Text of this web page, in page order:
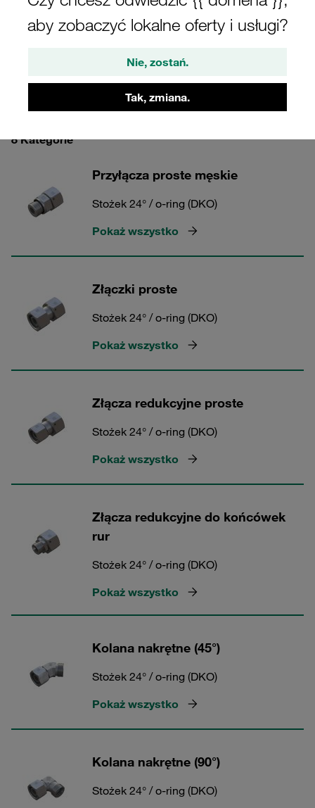
aby zobaczyć lokalne oferty i usługi?
Nie, zostań.
Tak, zmiana.
wewnętrznym 24°. Do hydrauliki.
Przyłącza do rur 24° - Stal
8 Kategorie
Przyłącza proste męskie
Stożek 24° / o-ring (DKO)
Pokaż wszystko
Złączki proste
Stożek 24° / o-ring (DKO)
Pokaż wszystko
Złącza redukcyjne proste
Stożek 24° / o-ring (DKO)
Pokaż wszystko
Złącza redukcyjne do końcówek
rur
Stożek 24° / o-ring (DKO)
Pokaż wszystko
Kolana nakrętne (45°)
Stożek 24° / o-ring (DKO)
Pokaż wszystko
Kolana nakrętne (90°)
Stożek 24° / o-ring (DKO)